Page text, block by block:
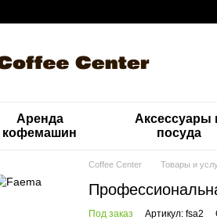
Аренда
кофемашин
Аксессуары
посуда
Coffee Center Товары и
Под заказ Артикул: fsa2